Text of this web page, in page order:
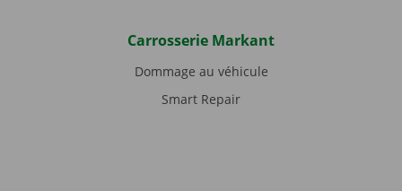
Carrosserie Markant
Dommage au véhicule
Smart Repair